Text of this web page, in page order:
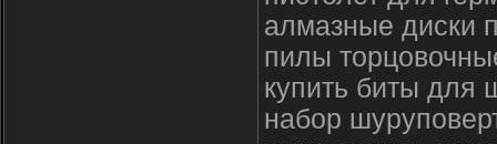
алмазные диски
пилы
купить биты для
набор